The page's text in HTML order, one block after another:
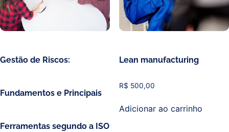
Gestão de Riscos:
Fundamentos e Principais
Ferramentas segundo a ISO
Lean manufacturing
R$ 500,00
Adicionar ao carrinho